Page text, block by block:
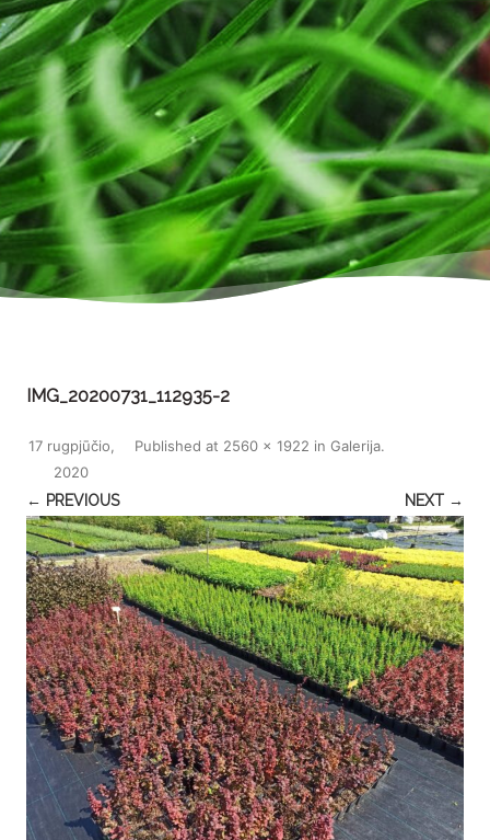
IMG_20200731_112935-2
Published
17 rugpjūčio,
2020
at 2560 × 1922 in Galerija.
← PREVIOUS NEXT →